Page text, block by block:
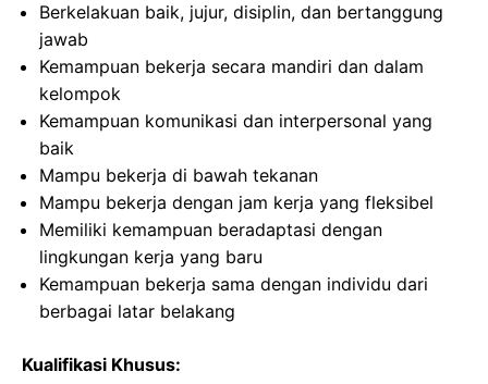
Berkelakuan baik, jujur, disiplin, dan bertanggung
jawab
Kemampuan bekerja secara mandiri dan dalam
kelompok
Kemampuan komunikasi dan interpersonal yang
baik
Mampu bekerja di bawah tekanan
Mampu bekerja dengan jam kerja yang fleksibel
Memiliki kemampuan beradaptasi dengan
lingkungan kerja yang baru
Kemampuan bekerja sama dengan individu dari
berbagai latar belakang
Kualifikasi Khusus: